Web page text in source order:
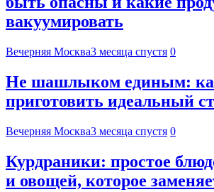
вакуумировать
Вечерняя Москва3 месяца спустя 0
Не шашлыком единым:
приготовить идеальный
Вечерняя Москва3 месяца спустя 0
Курдраники: простое
и овощей, которое